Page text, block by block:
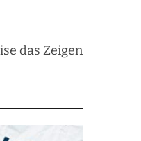
das Zeigen